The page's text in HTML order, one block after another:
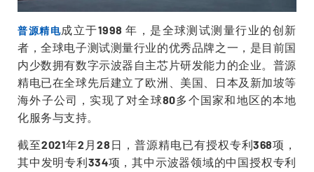
普源精电成立于1998 年，是全球测试测量行业的创新
者，全球电子测试测量行业的优秀品牌之一，是目前国
内少数拥有数字示波器自主芯片研发能力的企业。普源
精电已在全球先后建立了欧洲、美国、日本及新加坡等
海外子公司，实现了对全球80多个国家和地区的本地
化服务与支持。
截至2021年2月28日，普源精电已有授权专利368项，
其中发明专利334项，其中示波器领域的中国授权专利